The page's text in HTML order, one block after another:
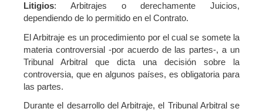
Litigios: Arbitrajes o derechamente Juicios,
dependiendo de lo permitido en el Contrato.
El Arbitraje es un procedimiento por el cual se somete la
materia controversial -por acuerdo de las partes-, a un
Tribunal Arbitral que dicta una decisión sobre la
controversia, que en algunos países, es obligatoria para
las partes.
Durante el desarrollo del Arbitraje, el Tribunal Arbitral se